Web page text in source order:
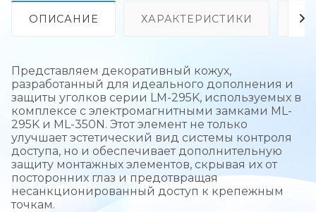
ОПИСАНИЕ ХАРАКТЕРИСТИКИ
Представляем декоративный кожух,
разработанный для идеального дополнения и
защиты уголков серии LM-295K, используемых в
комплексе с электромагнитными замками ML-
295K и ML-350N. Этот элемент не только
улучшает эстетический вид системы контроля
доступа, но и обеспечивает дополнительную
защиту монтажных элементов, скрывая их от
посторонних глаз и предотвращая
несанкционированный доступ к крепежным
точкам.